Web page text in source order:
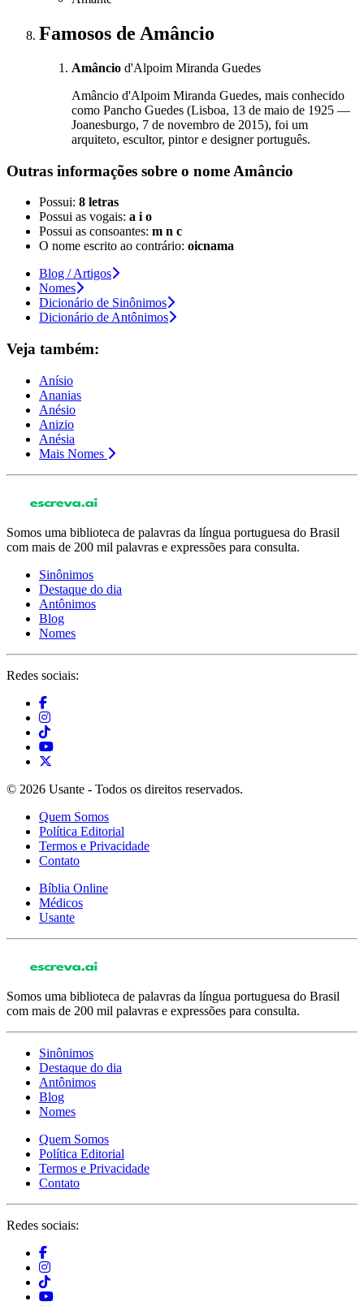
Famosos de Amâncio
Amâncio d'Alpoim Miranda Guedes
Amâncio d'Alpoim Miranda Guedes, mais conhecido
como Pancho Guedes (Lisboa, 13 de maio de 1925 —
Joanesburgo, 7 de novembro de 2015), foi um
arquiteto, escultor, pintor e designer português.
Outras informações sobre o nome Amâncio
Possui: 8 letras
Possui as vogais: a i o
Possui as consoantes: m n c
O nome escrito ao contrário: oicnama
Blog / Artigos
Nomes
Dicionário de Sinônimos
Dicionário de Antônimos
Veja também:
Anísio
Ananias
Anésio
Anizio
Anésia
Mais Nomes
Somos uma biblioteca de palavras da língua portuguesa do Brasil
com mais de 200 mil palavras e expressões para consulta.
Sinônimos
Destaque do dia
Antônimos
Blog
Nomes
Redes sociais:
© 2026 Usante - Todos os direitos reservados.
Quem Somos
Política Editorial
Termos e Privacidade
Contato
Bíblia Online
Médicos
Usante
Somos uma biblioteca de palavras da língua portuguesa do Brasil
com mais de 200 mil palavras e expressões para consulta.
Sinônimos
Destaque do dia
Antônimos
Blog
Nomes
Quem Somos
Política Editorial
Termos e Privacidade
Contato
Redes sociais: